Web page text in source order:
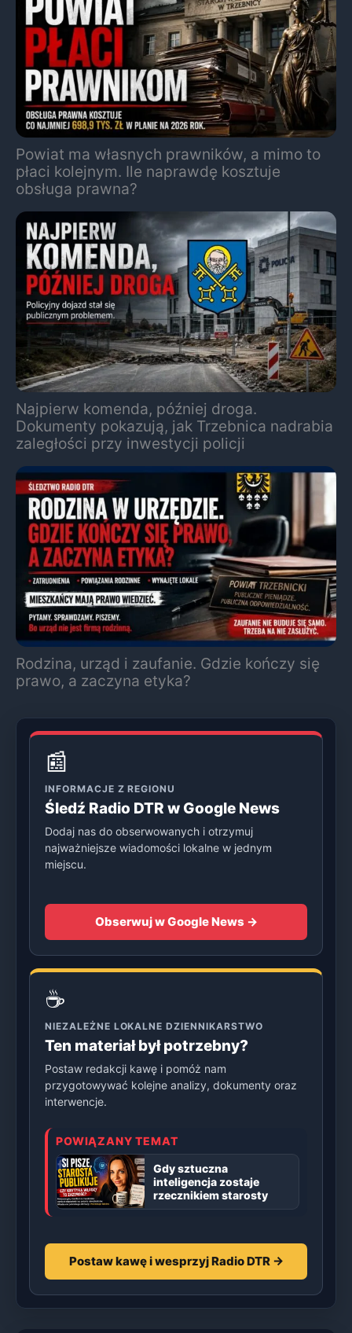
Powiat ma własnych prawników, a mimo to
płaci kolejnym. Ile naprawdę kosztuje
obsługa prawna?
Najpierw komenda, później droga.
Dokumenty pokazują, jak Trzebnica nadrabia
zaległości przy inwestycji policji
Rodzina, urząd i zaufanie. Gdzie kończy się
prawo, a zaczyna etyka?
📰
INFORMACJE Z REGIONU
Śledź Radio DTR w Google News
Dodaj nas do obserwowanych i otrzymuj
najważniejsze wiadomości lokalne w jednym
miejscu.
Obserwuj w Google News →
☕
NIEZALEŻNE LOKALNE DZIENNIKARSTWO
Ten materiał był potrzebny?
Postaw redakcji kawę i pomóż nam
przygotowywać kolejne analizy, dokumenty oraz
interwencje.
POWIĄZANY TEMAT
Gdy sztuczna
inteligencja zostaje
rzecznikiem starosty
Postaw kawę i wesprzyj Radio DTR →